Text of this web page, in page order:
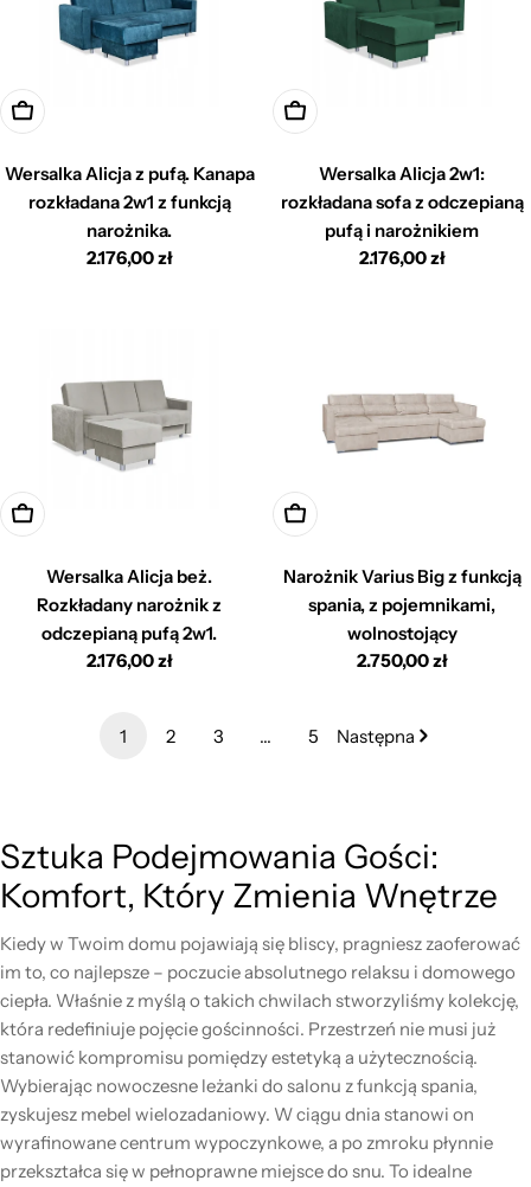
Dodaj do koszyka
Wersalka Alicja z pufą. Kanapa
rozkładana 2w1 z funkcją
narożnika.
Cena
2.176,00 zł
Dodaj do koszyka
Wersalka Alicja 2w1:
rozkładana sofa z odczepianą
pufą i narożnikiem
Cena
2.176,00 zł
Dodaj do koszyka
Wersalka Alicja beż.
Rozkładany narożnik z
odczepianą pufą 2w1.
Cena
2.176,00 zł
Dodaj do koszyka
Narożnik Varius Big z funkcją
spania, z pojemnikami,
wolnostojący
Cena
2.750,00 zł
1 2 3 … 5 Następna
Sztuka Podejmowania Gości:
Komfort, Który Zmienia Wnętrze
Kiedy w Twoim domu pojawiają się bliscy, pragniesz zaoferować
im to, co najlepsze – poczucie absolutnego relaksu i domowego
ciepła. Właśnie z myślą o takich chwilach stworzyliśmy kolekcję,
która redefiniuje pojęcie gościnności. Przestrzeń nie musi już
stanowić kompromisu pomiędzy estetyką a użytecznością.
Wybierając nowoczesne leżanki do salonu z funkcją spania,
zyskujesz mebel wielozadaniowy. W ciągu dnia stanowi on
wyrafinowane centrum wypoczynkowe, a po zmroku płynnie
przekształca się w pełnoprawne miejsce do snu. To idealne